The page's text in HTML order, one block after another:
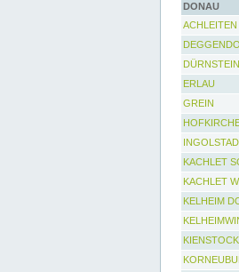
DONAU
ACHLEITEN
DÜRNSTEIN
ERLAU
GREIN
KACHLET
KACHLET
KELHEIM
KIENSTOCK